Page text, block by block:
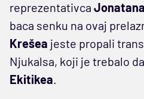
reprezentativca
baca senku na ovaj
Krešea jeste propali
Njukalsa, koji je trebalo
Ekitikea.